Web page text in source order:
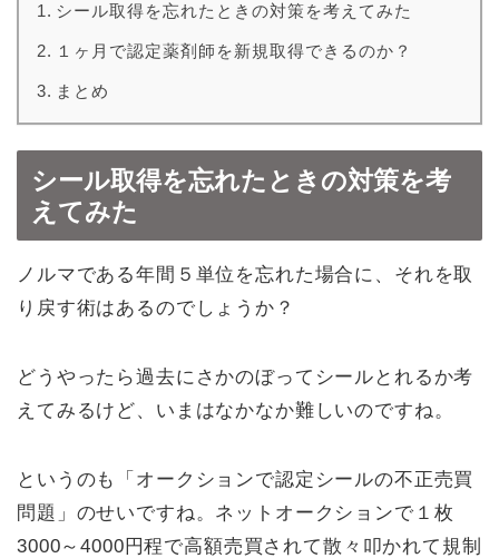
シール取得を忘れたときの対策を考えてみた
１ヶ月で認定薬剤師を新規取得できるのか？
まとめ
シール取得を忘れたときの対策を考
えてみた
ノルマである年間５単位を忘れた場合に、それを取
り戻す術はあるのでしょうか？
どうやったら過去にさかのぼってシールとれるか考
えてみるけど、いまはなかなか難しいのですね。
というのも「オークションで認定シールの不正売買
問題」のせいですね。ネットオークションで１枚
3000～4000円程で高額売買されて散々叩かれて規制